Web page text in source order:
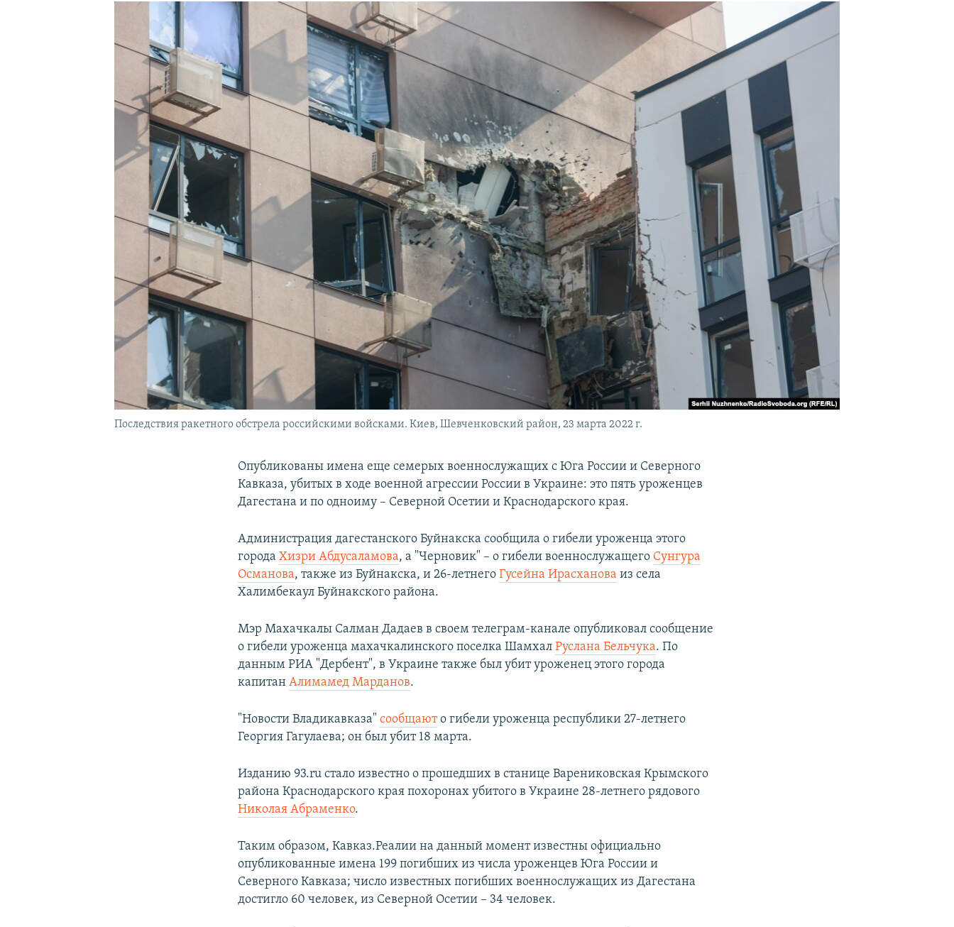
ПОДПИШИТЕСЬ НА РАССЫЛКУ
Последствия ракетного обстрела российскими войсками. Киев, Шевченковский район, 23 марта 2022 г.
Опубликованы имена еще семерых военнослужащих с Юга России и Северного
Кавказа, убитых в ходе военной агрессии России в Украине: это пять уроженцев
Дагестана и по одноиму – Северной Осетии и Краснодарского края.
Администрация дагестанского Буйнакска сообщила о гибели уроженца этого
городаХизри Абдусаламова, а "Черновик" – о гибели военнослужащего Сунгура
Османова, также из Буйнакска, и 26-летнегоГусейна Ирасханова из села
Халимбекаул Буйнакского района.
Мэр Махачкалы Салман Дадаев в своем телеграм-канале опубликовал сообщение
о гибели уроженца махачкалинского поселка ШамхалРуслана Бельчука. По
данным РИА "Дербент", в Украине также был убит уроженец этого города
капитанАлимамед Марданов.
"Новости Владикавказа"сообщаюто гибели уроженца республики 27-летнего
Георгия Гагулаева; он был убит 18 марта.
Изданию 93.ru стало известно о прошедших в станице Варениковская Крымского
района Краснодарского края похоронах убитого в Украине 28-летнего рядового
Николая Абраменко.
Таким образом, Кавказ.Реалии на данный момент известны официально
опубликованные имена 199 погибших из числа уроженцев Юга России и
Северного Кавказа; число известных погибших военнослужащих из Дагестана
достигло 60 человек, из Северной Осетии – 34 человек.